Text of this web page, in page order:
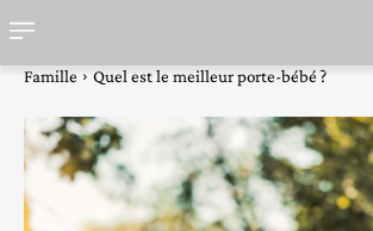
Famille Quel est le meilleur porte-bébé ?